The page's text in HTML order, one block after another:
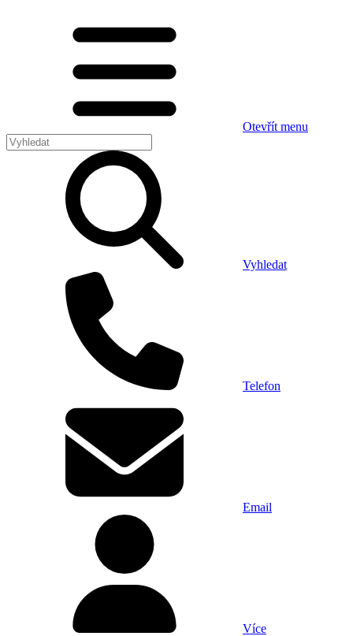
Otevřít menu
Vyhledat
Telefon
Email
Více